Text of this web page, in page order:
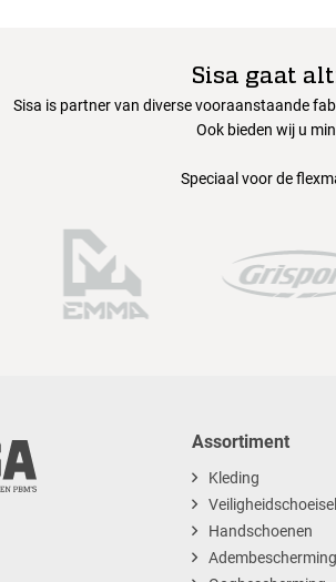
Sisa gaat
Sisa is partner van diverse vooraanstaande
Ook bieden wij u
Speciaal voor de
Assortiment
Kleding
Veiligheidschoeisel
Handschoenen
Adembescherming